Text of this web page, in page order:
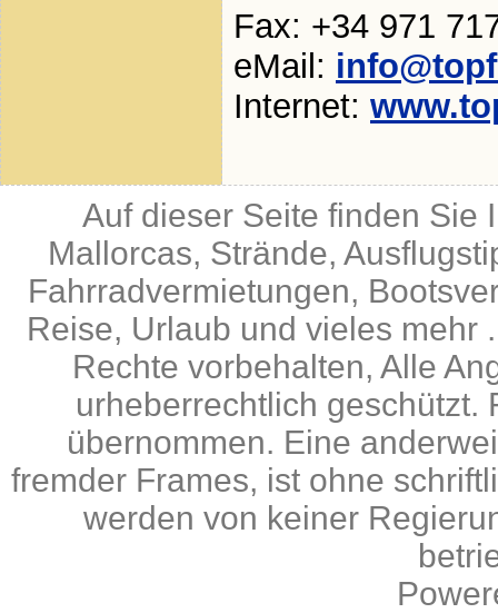
Fax: +34 971
eMail:
Internet:
Auf dieser Seite finden Sie
Mallorcas, Strände,
Fahrradvermietungen,
Reise, Urlaub und vieles mehr
Rechte vorbehalten, Alle
urheberrechtlich geschützt.
übernommen. Eine
fremder Frames, ist ohne
werden von keiner